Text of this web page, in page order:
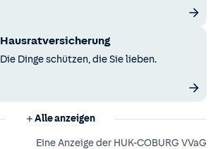
Hausratversicherung
Die Dinge schützen, die Sie lieben.
Alle anzeigen
Eine Anzeige der HUK-COBURG VVaG